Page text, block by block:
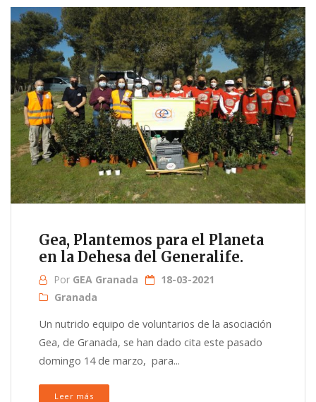
Gea, Plantemos para el Planeta
en la Dehesa del Generalife.
Por GEA Granada
18-03-2021
Granada
Un nutrido equipo de voluntarios de la asociación
Gea, de Granada, se han dado cita este pasado
domingo 14 de marzo, para...
Leer más